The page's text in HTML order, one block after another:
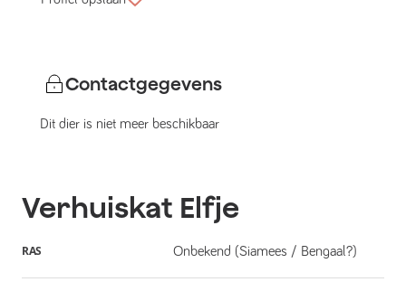
Contactgegevens
Dit dier is niet meer beschikbaar
Verhuiskat Elfje
RAS Onbekend (Siamees / Bengaal?)